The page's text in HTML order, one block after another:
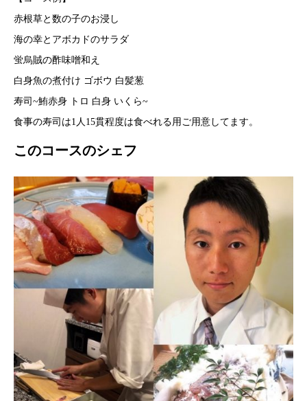
赤根草と数の子のお浸し
海の幸とアボカドのサラダ
蛍烏賊の酢味噌和え
白身魚の煮付け ゴボウ 白髪葱
寿司~鮪赤身 トロ 白身 いくら~
食事の寿司は1人15貫程度は食べれる用ご用意してます。
このコースのシェフ